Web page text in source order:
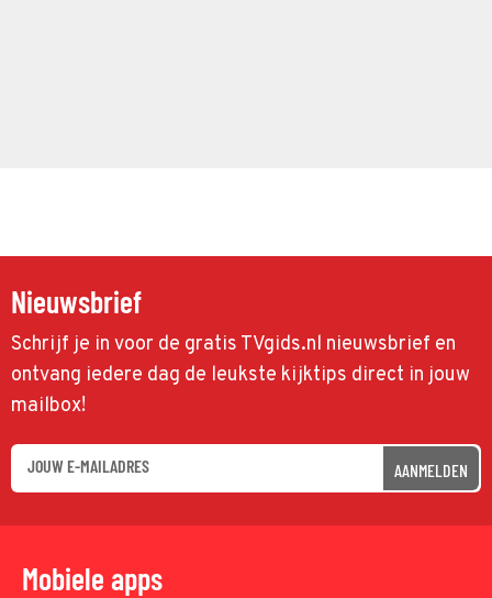
Nieuwsbrief
Schrijf je in voor de gratis TVgids.nl nieuwsbrief en
ontvang iedere dag de leukste kijktips direct in jouw
mailbox!
AANMELDEN
Mobiele apps